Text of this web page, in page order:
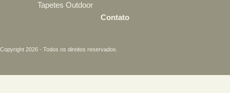
Tapetes Outdoor
Contato
Copyright 2026 - Todos os direitos reservados.